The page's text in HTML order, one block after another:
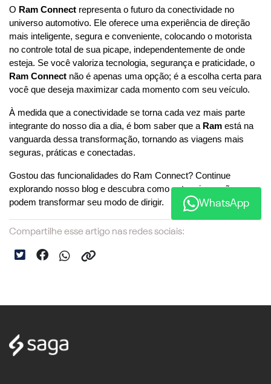
O Ram Connect representa o futuro da conectividade no
universo automotivo. Ele oferece uma experiência de direção
mais inteligente, segura e conveniente, colocando o motorista
no controle total de sua picape, independentemente de onde
Ram Connect não é apenas uma opção; é a escolha certa para
você que deseja maximizar cada momento com seu veículo.
À medida que a conectividade se torna cada vez mais parte
integrante do nosso dia a dia, é bom saber que a Ram está na
vanguarda dessa transformação, tornando as viagens mais
seguras, práticas e conectadas.
Gostou das funcionalidades do Ram Connect? Continue
explorando nosso blog e descubra como outras inovações
podem transformar seu modo de dirigir.
Compartilhe esse artigo nas redes sociais:
WhatsApp